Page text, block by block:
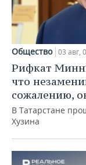
Общество 03 авг,
Рифкат
что
сожалению,
В Татарстане
Хузина